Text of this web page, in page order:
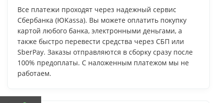
Все платежи проходят через надежный сервис
Сбербанка (ЮKassa). Вы можете оплатить покупку
картой любого банка, электронными деньгами, а
также быстро перевести средства через СБП или
SberPay. Заказы отправляются в сборку сразу после
100% предоплаты. С наложенным платежом мы не
работаем.